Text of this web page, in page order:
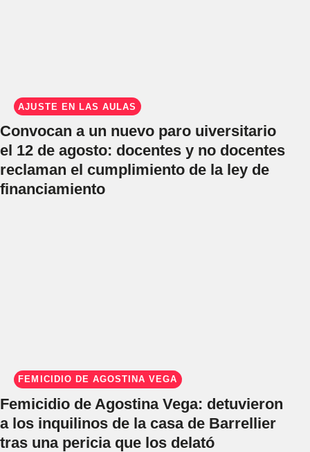
AJUSTE EN LAS AULAS
Convocan a un nuevo paro uiversitario
el 12 de agosto: docentes y no docentes
reclaman el cumplimiento de la ley de
financiamiento
FEMICIDIO DE AGOSTINA VEGA
Femicidio de Agostina Vega: detuvieron
a los inquilinos de la casa de Barrellier
tras una pericia que los delató